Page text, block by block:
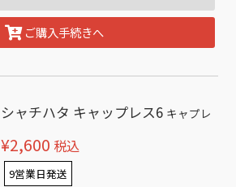
ご購入手続きへ
シャチハタ キャップレス6 キャプレ
¥2,600 税込
9営業日発送